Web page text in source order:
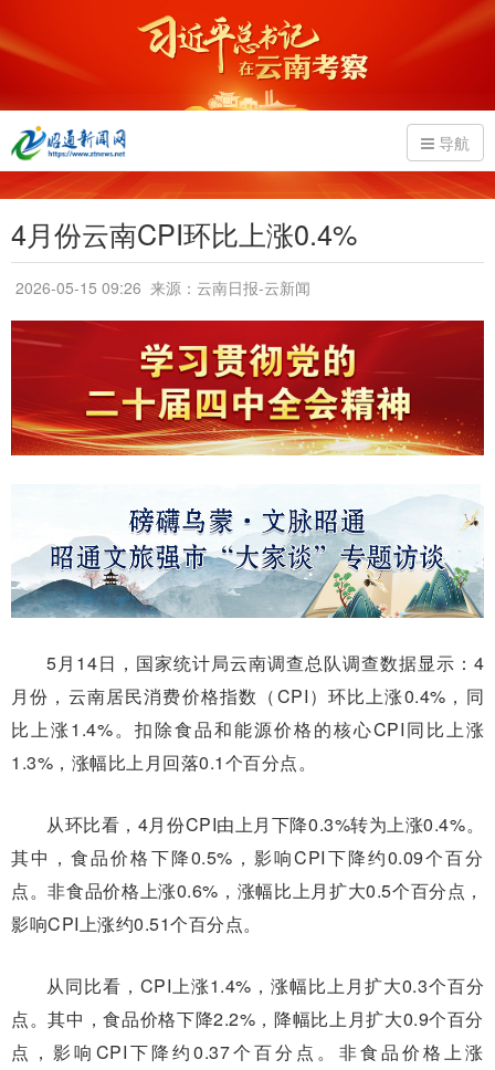
导航
4月份云南CPI环比上涨0.4%
2026-05-15 09:26 来源：云南日报-云新闻
5月14日，国家统计局云南调查总队调查数据显示：4
月份，云南居民消费价格指数（CPI）环比上涨0.4%，同
比上涨1.4%。扣除食品和能源价格的核心CPI同比上涨
1.3%，涨幅比上月回落0.1个百分点。
从环比看，4月份CPI由上月下降0.3%转为上涨0.4%。
其中，食品价格下降0.5%，影响CPI下降约0.09个百分
点。非食品价格上涨0.6%，涨幅比上月扩大0.5个百分点，
影响CPI上涨约0.51个百分点。
从同比看，CPI上涨1.4%，涨幅比上月扩大0.3个百分
点。其中，食品价格下降2.2%，降幅比上月扩大0.9个百分
点，影响CPI下降约0.37个百分点。非食品价格上涨